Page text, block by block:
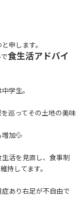
申します。
食生活アドバイ
学生。
巡ってその土地の美味
増加💦
活を見直し、食事制
持してます。
あり右足が不自由で